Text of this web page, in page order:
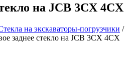
на JCB 3CX 4CX
на экскаваторы-погрузчики /
заднее стекло на JCB 3CX 4CX